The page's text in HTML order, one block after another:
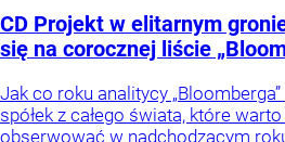
CD Projekt w elitarnym
się na corocznej liście
Jak co roku analitycy
spółek z całego świata, które
obserwować w nadchodzącym